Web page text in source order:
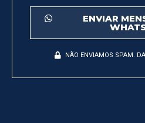
ENVIAR
NÃO ENVIAMOS SPAM.